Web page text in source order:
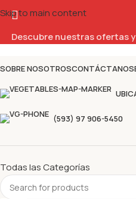
Skip to main content
Descubre nuestras ofertas
SOBRE NOSOTROSCONTÁCTANOS
(593) 97 906-5450
Todas las Categorías